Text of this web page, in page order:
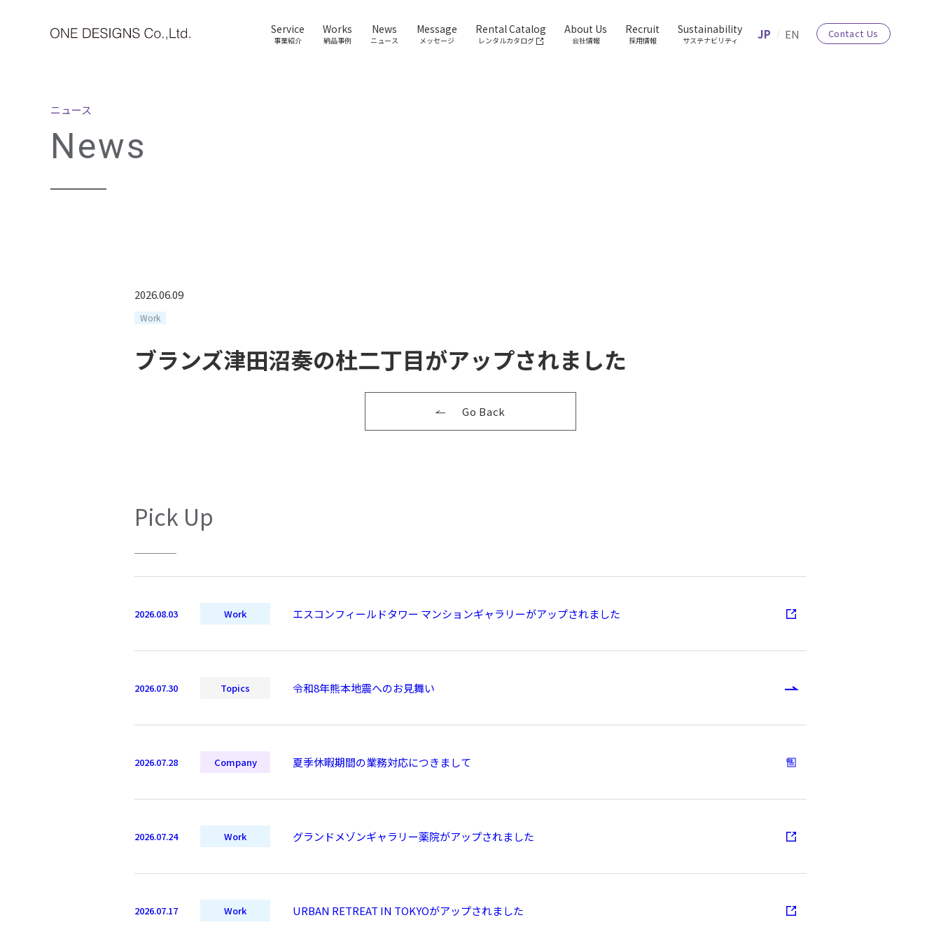
Service
事業紹介
Works
納品事例
News
ニュース
Message
メッセージ
Rental Catalog
レンタルカタログ
About Us
会社情報
Recruit
採用情報
Sustainability
サステナビリティ JP EN Contact Us
ニュース
News
2026.06.09
Work
ブランズ津田沼奏の杜二丁目がアップされました
Go Back
Pick Up
2026.08.03 Work エスコンフィールドタワー マンションギャラリーがアップされました
2026.07.30 Topics 令和8年熊本地震へのお見舞い
2026.07.28 Company 夏季休暇期間の業務対応につきまして
2026.07.24 Work グランドメゾンギャラリー薬院がアップされました
2026.07.17 Work URBAN RETREAT IN TOKYOがアップされました